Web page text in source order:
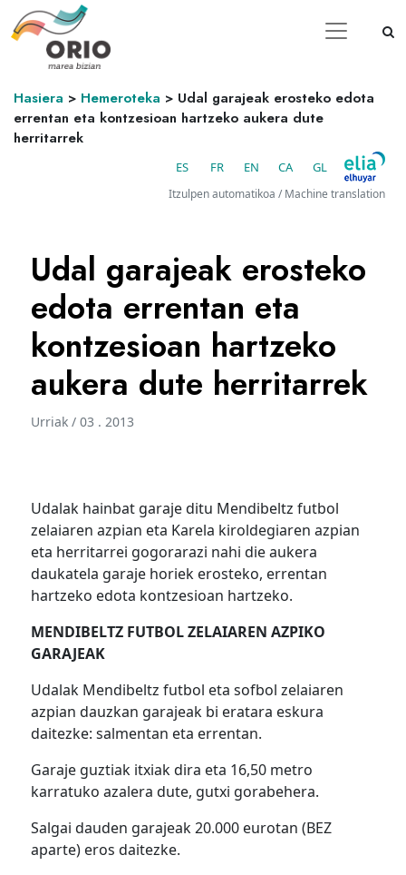
Hasiera > Hemeroteka > Udal garajeak erosteko edota
errentan eta kontzesioan hartzeko aukera dute
herritarrek
ES FR EN CA GL
Itzulpen automatikoa / Machine translation
Udal garajeak erosteko
edota errentan eta
kontzesioan hartzeko
aukera dute herritarrek
Urriak / 03 . 2013
Udalak hainbat garaje ditu Mendibeltz futbol
zelaiaren azpian eta Karela kiroldegiaren azpian
eta herritarrei gogorarazi nahi die aukera
daukatela garaje horiek erosteko, errentan
hartzeko edota kontzesioan hartzeko.
MENDIBELTZ FUTBOL ZELAIAREN AZPIKO
GARAJEAK
Udalak Mendibeltz futbol eta sofbol zelaiaren
azpian dauzkan garajeak bi eratara eskura
daitezke: salmentan eta errentan.
Garaje guztiak itxiak dira eta 16,50 metro
karratuko azalera dute, gutxi gorabehera.
Salgai dauden garajeak 20.000 eurotan (BEZ
aparte) eros daitezke.